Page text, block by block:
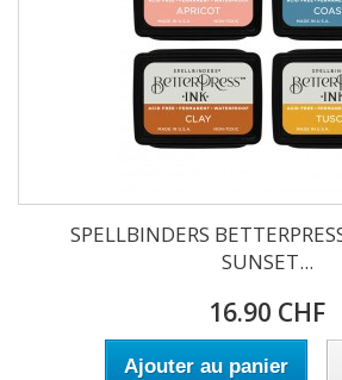
SPELLBINDERS
SUNSET...
16.90 CHF
Ajouter au panier